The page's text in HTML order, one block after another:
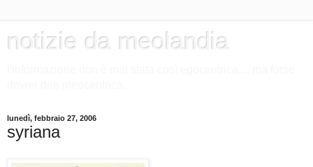
notizie da meolandia
lunedì, febbraio 27, 2006
syriana